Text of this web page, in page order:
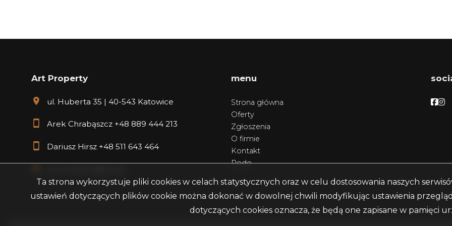
Art Property
ul. Huberta 35 | 40-543 Katowice
Arek Chrabąszcz +48 889 444 213
Dariusz Hirsz +48 511 643 464
menu
Strona główna
Oferty
Zgłoszenia
O firmie
Kontakt
Rodo
Ta strona wykorzystuje pliki cookies w celach statystycznych oraz w celu dostosowania naszych
ustawień dotyczących plików cookie można dokonać w dowolnej chwili modyfikując ustawienia
dotyczących cookies oznacza, że będą one zapisane w pamięci